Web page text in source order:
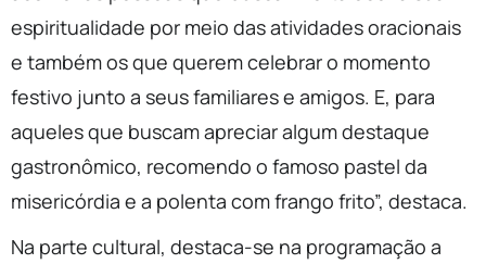
espiritualidade por meio das atividades oracionais
e também os que querem celebrar o momento
festivo junto a seus familiares e amigos. E, para
aqueles que buscam apreciar algum destaque
gastronômico, recomendo o famoso pastel da
misericórdia e a polenta com frango frito”, destaca.
Na parte cultural, destaca-se na programação a